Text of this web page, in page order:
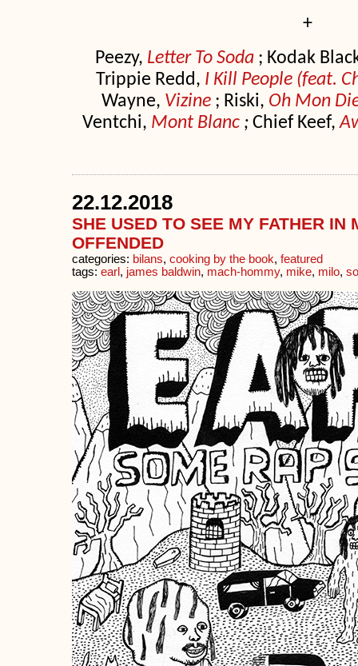
+
Peezy, Letter To Soda ; Kodak
Trippie Redd, I Kill People (feat.
Wayne, Vizine; Riski, Oh Mon
Ventchi, Mont Blanc ; Chief Keef,
22.12.2018
SHE USED TO SEE MY FATHER IN
OFFENDED
categories: bilans, cooking by the book, featured
tags: earl , james baldwin, mach-hommy, mike, milo,